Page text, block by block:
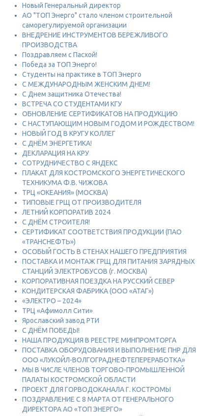
Новый Генеральный директор
АО "ТОП Энерго" стало членом строительной
саморегулируемой организации
ВНЕДРЕНИЕ ИНСТРУМЕНТОВ БЕРЕЖЛИВОГО
ПРОИЗВОДСТВА
Поздравляем с Пасхой!
Победа за ТОП Энерго!
Студенты на практике в ТОП Энерго
С МЕЖДУНАРОДНЫМ ЖЕНСКИМ ДНЕМ!
С Днем защитника Отечества!
ВСТРЕЧА СО СТУДЕНТАМИ КГУ
ОБНОВЛЕНИЕ СЕРТИФИКАТОВ НА ПРОДУКЦИЮ
С НАСТУПАЮЩИМ НОВЫМ ГОДОМ И РОЖДЕСТВОМ!
НОВЫЙ ГОД В КРУГУ КОЛЛЕГ
С ДНЁМ ЭНЕРГЕТИКА!
ДЕКЛАРАЦИЯ НА КРУ
СОТРУДНИЧЕСТВО С ЯНДЕКС
ПЛАКАТ ДЛЯ КОСТРОМСКОГО ЭНЕРГЕТИЧЕСКОГО
ТЕХНИКУМА Ф.В. ЧИЖОВА
ТРЦ «ОКЕАНИЯ» (МОСКВА)
ТИПОВЫЕ ГРЩ ОТ ПРОИЗВОДИТЕЛЯ
ЛЕТНИЙ КОРПОРАТИВ 2024
С ДНЁМ СТРОИТЕЛЯ!
СЕРТИФИКАТ СООТВЕТСТВИЯ ПРОДУКЦИИ (ПАО
«ТРАНСНЕФТЬ»)
ОСОБЫЙ ГОСТЬ В СТЕНАХ НАШЕГО ПРЕДПРИЯТИЯ
ПОСТАВКА И МОНТАЖ ГРЩ ДЛЯ ПИТАНИЯ ЗАРЯДНЫХ
СТАНЦИЙ ЭЛЕКТРОБУСОВ (г. МОСКВА)
КОРПОРАТИВНАЯ ПОЕЗДКА НА РУССКИЙ СЕВЕР
КОНДИТЕРСКАЯ ФАБРИКА (ООО «АТАГ»)
«ЭЛЕКТРО – 2024»
ТРЦ «Афимолл Сити»
Ярославский завод РТИ
С ДНЁМ ПОБЕДЫ!
НАША ПРОДУКЦИЯ В РЕЕСТРЕ МИНПРОМТОРГА
ПОСТАВКА ОБОРУДОВАНИЯ И ВЫПОЛНЕНИЕ ПНР ДЛЯ
ООО «ЛУКОЙЛ-ВОЛГОГРАДНЕФТЕПЕРЕРАБОТКА»
МЫ В ЧИСЛЕ ЧЛЕНОВ ТОРГОВО-ПРОМЫШЛЕННОЙ
ПАЛАТЫ КОСТРОМСКОЙ ОБЛАСТИ
ПРОЕКТ ДЛЯ ГОРВОДОКАНАЛА Г. КОСТРОМЫ
ПОЗДРАВЛЕНИЕ С 8 МАРТА ОТ ГЕНЕРАЛЬНОГО
ДИРЕКТОРА АО «ТОП ЭНЕРГО»